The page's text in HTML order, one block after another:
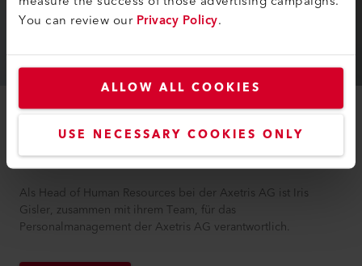
You can review ourPrivacy Policy.
ALLOW ALL COOKIES
USE NECESSARY COOKIES ONLY
KONTAKT
Iris Gisler
Als Head of Human Resources bei der Axetris AG ist Iris
Gisler, zusammen mit ihrem Team, für das
Personalmanagement der Axetris AG verantwortlich.